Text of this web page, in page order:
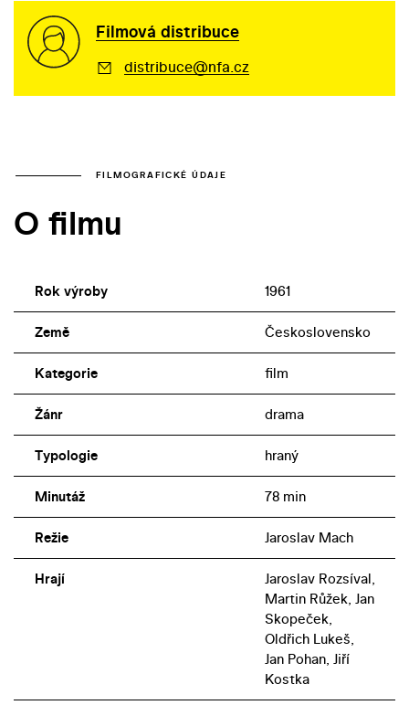
Filmová distribuce
distribuce@nfa.cz
FILMOGRAFICKÉ ÚDAJE
O filmu
Rok výroby 1961
Země Československo
Kategorie film
Žánr drama
Typologie hraný
Minutáž 78 min
Režie Jaroslav Mach
Hrají
Jaroslav Rozsíval,
Martin Růžek, Jan
Skopeček,
Oldřich Lukeš,
Jan Pohan, Jiří
Kostka